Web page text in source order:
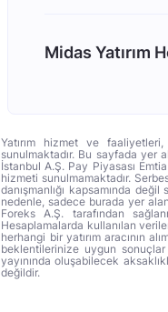
Midas Yatırım
Yatırım hizmet ve
sunulmaktadır. Bu sayfada yer
İstanbul A.Ş. Pay Piyasası
hizmeti sunulmamaktadır.
danışmanlığı kapsamında
nedenle, sadece burada yer
Foreks A.Ş. tarafından
Hesaplamalarda kullanılan
herhangi bir yatırım aracının
beklentilerinize uygun
yayınında oluşabilecek
değildir.